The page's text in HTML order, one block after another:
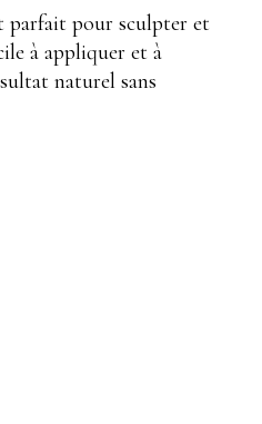
parfait pour sculpter et
à appliquer et à
naturel sans